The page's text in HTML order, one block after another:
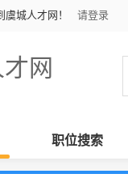
城人才网！ 请登录
网
职位搜索